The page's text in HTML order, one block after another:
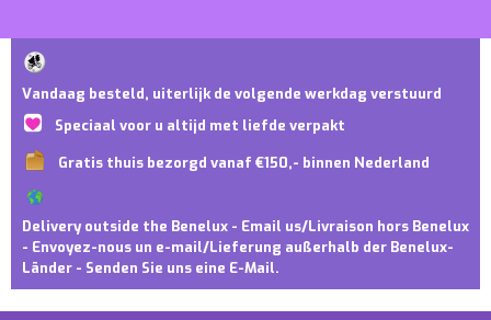
Vandaag besteld, uiterlijk de volgende werkdag verstuurd
Speciaal voor u altijd met liefde verpakt
Gratis thuis bezorgd vanaf €150,- binnen Nederland
Delivery outside the Benelux - Email us/Livraison hors Benelux
- Envoyez-nous un e-mail/Lieferung außerhalb der Benelux-
Länder - Senden Sie uns eine E-Mail.